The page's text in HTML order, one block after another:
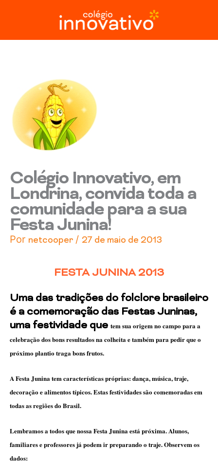
conteúdo
Colégio Innovativo, em
Londrina, convida toda a
comunidade para a sua
Festa Junina!
Por netcooper / 27 de maio de 2013
FESTA JUNINA 2013
Uma das tradições do folclore brasileiro
é a comemoração das Festas Juninas,
uma festividade que tem sua origem no campo para a
celebração dos bons resultados na colheita e também para pedir que o
próximo plantio traga bons frutos.
A Festa Junina tem características próprias: dança, música, traje,
decoração e alimentos típicos. Estas festividades são comemoradas em
todas as regiões do Brasil.
Lembramos a todos que nossa Festa Junina está próxima. Alunos,
familiares e professores já podem ir preparando o traje. Observem os
dados: